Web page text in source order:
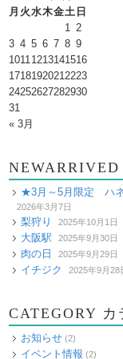
月 火水木金土 日
1 2
3 4 5 6 7 8 9
10111213141516
17181920212223
24252627282930
31
« 3月
NEWARRIVED
★3月～5月限定 ハ
2026年3月7日
梨狩り 2025年10月1日
大阪駅 2025年9月30日
肉の日 2025年9月29日
イチジク 2025年9月28
CATEGORY カ
お知らせ (2)
イベント情報 (2)